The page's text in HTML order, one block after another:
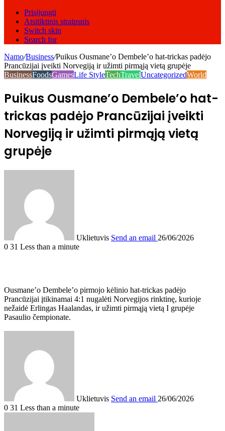
Prisijungti
Atsitiktinis straipsnis
Switch skin
Search for
Namo/Business/Puikus Ousmane’o Dembele’o hat-trickas padėjo
Prancūzijai įveikti Norvegiją ir užimti pirmąją vietą grupėje
BusinessFoodsGamesLife StyleTechTravelUncategorizedWorld
Puikus Ousmane’o Dembele’o hat-
trickas padėjo Prancūzijai įveikti
Norvegiją ir užimti pirmąją vietą
grupėje
Uklietuvis Send an email 26/06/2026
0 31 Less than a minute
Ousmane’o Dembele’o pirmojo kėlinio hat-trickas padėjo
Prancūzijai įtikinamai 4:1 nugalėti Norvegijos rinktinę, kurioje
nežaidė Erlingas Haalandas, ir užimti pirmąją vietą I grupėje
Pasaulio čempionate.
Uklietuvis Send an email 26/06/2026
0 31 Less than a minute